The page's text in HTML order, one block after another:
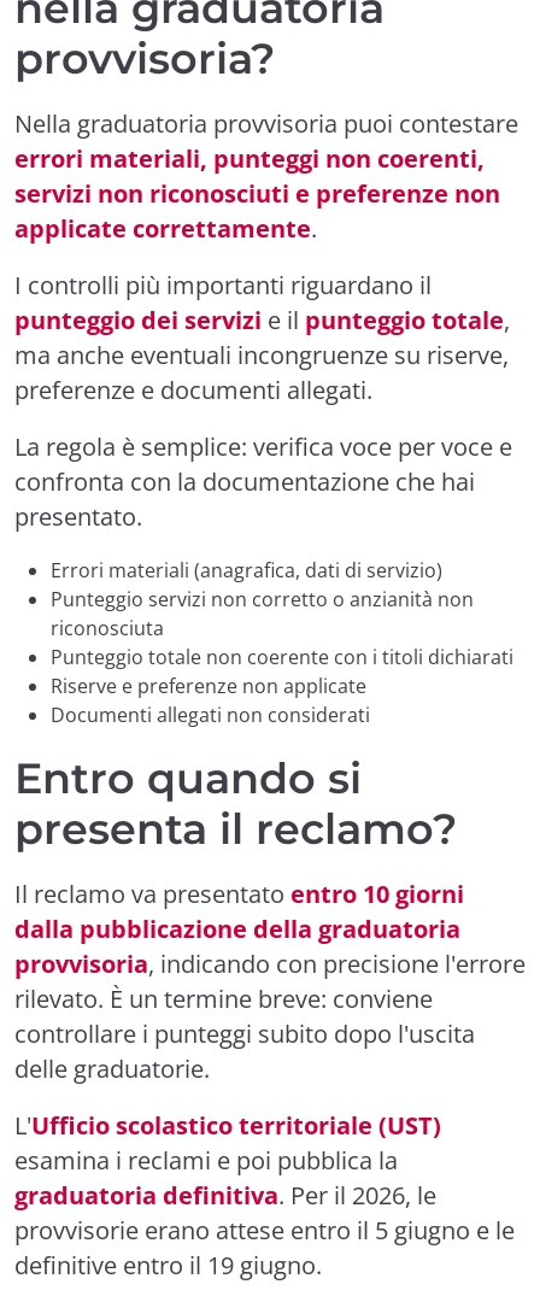
provvisoria?
Nella graduatoria provvisoria puoi contestare
errori materiali, punteggi non coerenti,
servizi non riconosciuti e preferenze non
applicate correttamente.
I controlli più importanti riguardano il
punteggio dei servizi e il punteggio totale,
ma anche eventuali incongruenze su riserve,
preferenze e documenti allegati.
La regola è semplice: verifica voce per voce e
confronta con la documentazione che hai
presentato.
Errori materiali (anagrafica, dati di servizio)
Punteggio servizi non corretto o anzianità non
riconosciuta
Punteggio totale non coerente con i titoli dichiarati
Riserve e preferenze non applicate
Documenti allegati non considerati
Entro quando si
presenta il reclamo?
Il reclamo va presentato entro 10 giorni
dalla pubblicazione della graduatoria
provvisoria, indicando con precisione l'errore
rilevato. È un termine breve: conviene
controllare i punteggi subito dopo l'uscita
delle graduatorie.
L'Ufficio scolastico territoriale (UST)
esamina i reclami e poi pubblica la
graduatoria definitiva. Per il 2026, le
provvisorie erano attese entro il 5 giugno e le
definitive entro il 19 giugno.